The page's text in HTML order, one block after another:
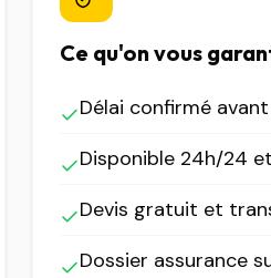
Ce qu'on vous
Délai confirmé
Disponible 24h/24
Devis gratuit et
Dossier assurance